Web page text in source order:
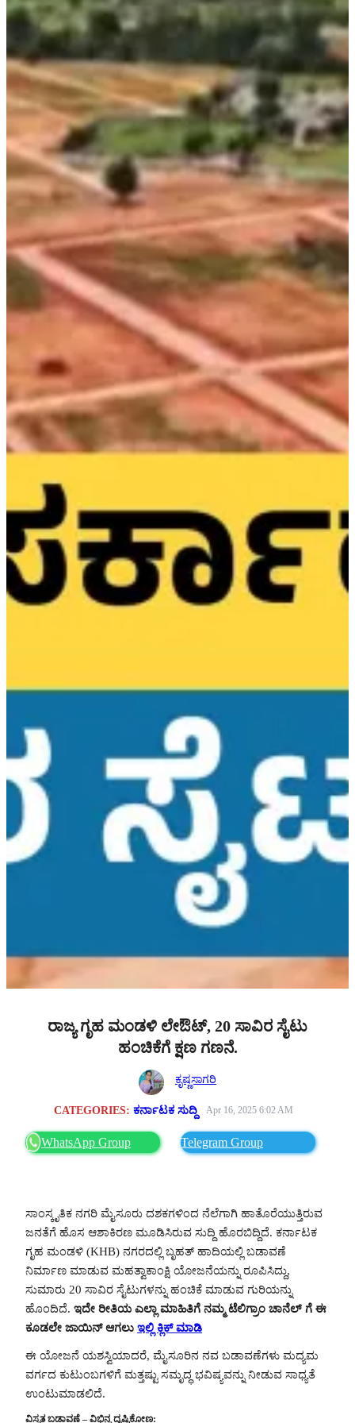
ರಾಜ್ಯ ಗೃಹ ಮಂಡಳಿ ಲೇಔಟ್, 20 ಸಾವಿರ ಸೈಟು
ಹಂಚಿಕೆಗೆ ಕ್ಷಣ ಗಣನೆ.
ಕೃಷ್ಣಸಾಗರಿ
CATEGORIES: ಕರ್ನಾಟಕ ಸುದ್ದಿ Apr 16, 2025 6:02 AM
WhatsApp Group Telegram Group
ಸಾಂಸ್ಕೃತಿಕ ನಗರಿ ಮೈಸೂರು ದಶಕಗಳಿಂದ ನೆಲೆಗಾಗಿ ಹಾತೊರೆಯುತ್ತಿರುವ
ಜನತೆಗೆ ಹೊಸ ಆಶಾಕಿರಣ ಮೂಡಿಸಿರುವ ಸುದ್ದಿ ಹೊರಬಿದ್ದಿದೆ. ಕರ್ನಾಟಕ
ಗೃಹ ಮಂಡಳಿ (KHB) ನಗರದಲ್ಲಿ ಬೃಹತ್ ಹಾದಿಯಲ್ಲಿ ಬಡಾವಣೆ
ನಿರ್ಮಾಣ ಮಾಡುವ ಮಹತ್ವಾಕಾಂಕ್ಷಿ ಯೋಜನೆಯನ್ನು ರೂಪಿಸಿದ್ದು,
ಸುಮಾರು 20 ಸಾವಿರ ಸೈಟುಗಳನ್ನು ಹಂಚಿಕೆ ಮಾಡುವ ಗುರಿಯನ್ನು
ಹೊಂದಿದೆ. ಇದೇ ರೀತಿಯ ಎಲ್ಲಾ ಮಾಹಿತಿಗೆ ನಮ್ಮ ಟೆಲಿಗ್ರಾಂ ಚಾನೆಲ್ ಗೆ ಈ
ಕೂಡಲೇ ಜಾಯಿನ್ ಆಗಲು ಇಲ್ಲಿ ಕ್ಲಿಕ್ ಮಾಡಿ
ಈ ಯೋಜನೆ ಯಶಸ್ವಿಯಾದರೆ, ಮೈಸೂರಿನ ನವ ಬಡಾವಣೆಗಳು ಮದ್ಯಮ
ವರ್ಗದ ಕುಟುಂಬಗಳಿಗೆ ಮತ್ತಷ್ಟು ಸಮೃದ್ಧ ಭವಿಷ್ಯವನ್ನು ನೀಡುವ ಸಾಧ್ಯತೆ
ಉಂಟುಮಾಡಲಿದೆ.
ವಿಸ್ತೃತ ಬಡಾವಣೆ – ವಿಭಿನ್ನ ದೃಷ್ಟಿಕೋಣ: